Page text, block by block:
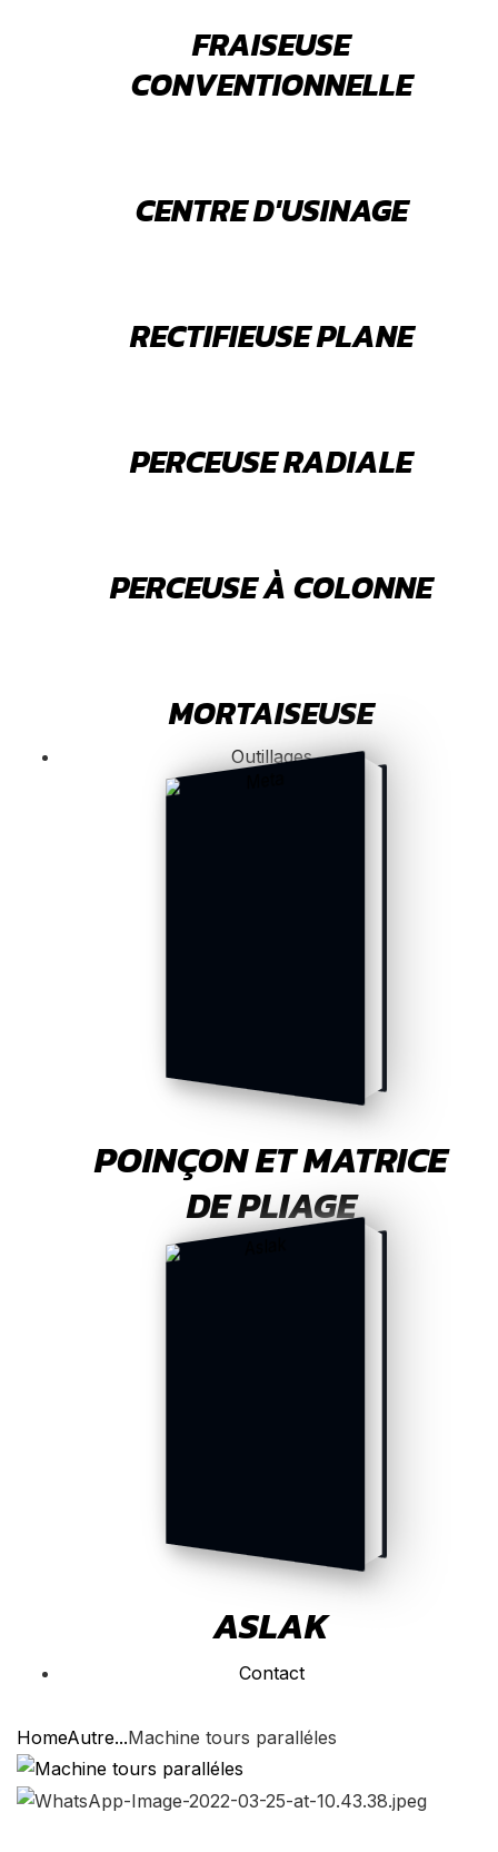
FRAISEUSE
CONVENTIONNELLE
CENTRE D'USINAGE
RECTIFIEUSE PLANE
PERCEUSE RADIALE
PERCEUSE À COLONNE
MORTAISEUSE
Outillages
POINÇON ET MATRICE
DE PLIAGE
ASLAK
Contact
HomeAutre...Machine tours paralléles